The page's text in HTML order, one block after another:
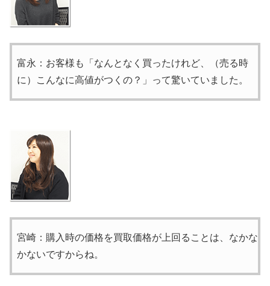
富永：お客様も「なんとなく買ったけれど、（売る時
に）こんなに高値がつくの？」って驚いていました。
宮崎：購入時の価格を買取価格が上回ることは、なかな
かないですからね。